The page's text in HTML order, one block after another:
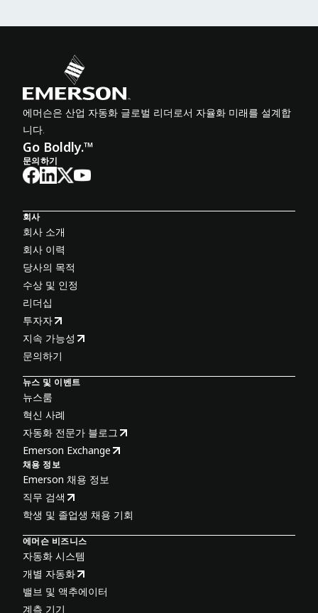
에머슨은 산업 자동화 글로벌 리더로서 자율화 미래를 설계합
니다.
Go Boldly.™
문의하기
회사
회사 소개
회사 이력
당사의 목적
수상 및 인정
리더십
투자자
지속 가능성
문의하기
뉴스 및 이벤트
뉴스룸
혁신 사례
자동화 전문가 블로그
Emerson Exchange
채용 정보
Emerson 채용 정보
직무 검색
학생 및 졸업생 채용 기회
에머슨 비즈니스
자동화 시스템
개별 자동화
밸브 및 액추에이터
계측 기기